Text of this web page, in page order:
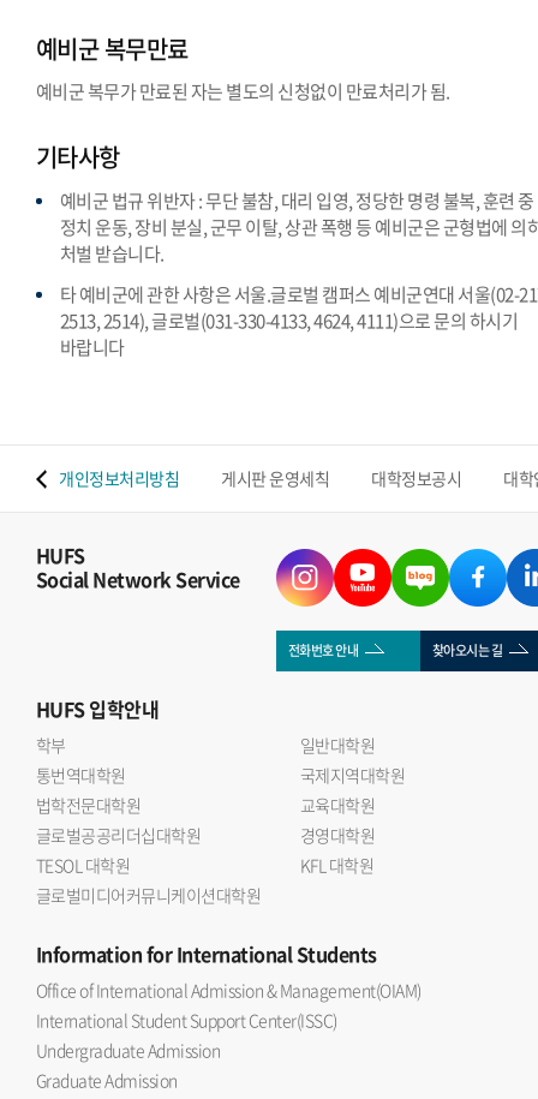
예비군 복무만료
예비군 복무가 만료된 자는 별도의 신청없이 만료처리가 됨.
기타사항
예비군 법규 위반자 : 무단 불참, 대리 입영, 정당한 명령 불복, 훈련 중
정치 운동, 장비 분실, 군무 이탈, 상관 폭행 등 예비군은 군형법에 의
처벌 받습니다.
타 예비군에 관한 사항은 서울.글로벌 캠퍼스 예비군연대 서울(02-
2513, 2514), 글로벌(031-330-4133, 4624, 4111)으로 문의 하시기
바랍니다
개인정보처리방침 게시판 운영세칙 대학정보공시 대
HUFS
Social Network Service
전화번호 안내 찾아오시는 길
HUFS입학안내
학부
일반대학원
통번역대학원
국제지역대학원
법학전문대학원
교육대학원
글로벌공공리더십대학원
경영대학원
TESOL 대학원
KFL 대학원
글로벌미디어커뮤니케이션대학원
Informationfor International Students
Office of International Admission & Management(OIAM)
International Student Support Center(ISSC)
Undergraduate Admission
Graduate Admission